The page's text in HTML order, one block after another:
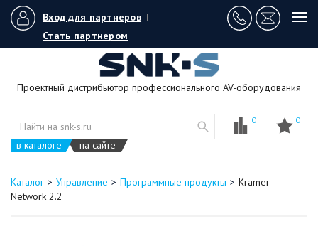
Вход для партнеров |
Стать партнером
Проектный дистрибьютор профессионального AV-оборудования
в каталоге на сайте
0 0
Каталог Управление Программные продукты
Kramer
Network 2.2